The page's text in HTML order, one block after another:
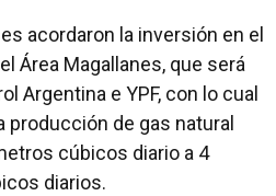
acordaron la inversión en el
Área Magallanes, que será
Argentina e YPF, con lo cual
de gas natural
cúbicos diario a 4
diarios.